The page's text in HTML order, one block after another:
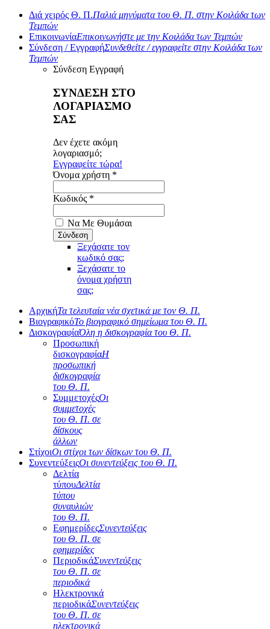
Διά χειρός Θ. Π.Παλιά μηνύματα του Θ. Π. στην Κοιλάδα των
Τεμπών
ΕπικοινωνίαΕπικοινωνήστε με την Κοιλάδα των Τεμπών
Σύνδεση / ΕγγραφήΣυνδεθείτε / εγγραφείτε στην Κοιλάδα των
Τεμπών
Σύνδεση Εγγραφή
ΣΥΝΔΕΣΗ ΣΤΟ
ΛΟΓΑΡΙΑΣΜΟ
ΣΑΣ
Δεν έχετε ακόμη
λογαριασμό;
Εγγραφείτε τώρα!
Όνομα χρήστη *
Κωδικός *
Να Με Θυμάσαι
Ξεχάσατε τον
κωδικό σας;
Ξεχάσατε το
όνομα χρήστη
σας;
ΑρχικήΤα τελευταία νέα σχετικά με τον Θ. Π.
ΒιογραφικόΤο βιογραφικό σημείωμα του Θ. Π.
ΔισκογραφίαΌλη η δισκογραφία του Θ. Π.
Προσωπική
δισκογραφίαΗ
προσωπική
δισκογραφία
του Θ. Π.
ΣυμμετοχέςΟι
συμμετοχές
του Θ. Π. σε
δίσκους
άλλων
ΣτίχοιΟι στίχοι των δίσκων του Θ. Π.
ΣυνεντεύξειςΟι συνεντεύξεις του Θ. Π.
Δελτία
τύπουΔελτία
τύπου
συναυλιών
του Θ. Π.
ΕφημερίδεςΣυνεντεύξεις
του Θ. Π. σε
εφημερίδες
ΠεριοδικάΣυνεντεύξεις
του Θ. Π. σε
περιοδικά
Ηλεκτρονικά
περιοδικάΣυνεντεύξεις
του Θ. Π. σε
ηλεκτρονικά